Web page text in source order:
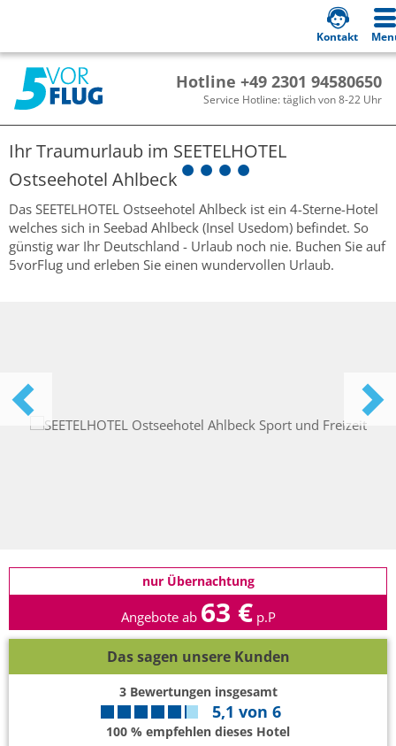
Hotline +49 2301 94580650
Service Hotline: täglich von 8-22 Uhr
Kontakt
Ihr Traumurlaub im SEETELHOTEL
Ostseehotel Ahlbeck
Das SEETELHOTEL Ostseehotel Ahlbeck ist ein 4-Sterne-Hotel
welches sich in Seebad Ahlbeck (Insel Usedom) befindet. So
günstig war Ihr Deutschland - Urlaub noch nie. Buchen Sie auf
5vorFlug und erleben Sie einen wundervollen Urlaub.
nur Übernachtung
Angebote ab 63 € p.P
Das sagen unsere Kunden
3Bewertungen insgesamt
5,1 von 6
100 % empfehlen dieses Hotel